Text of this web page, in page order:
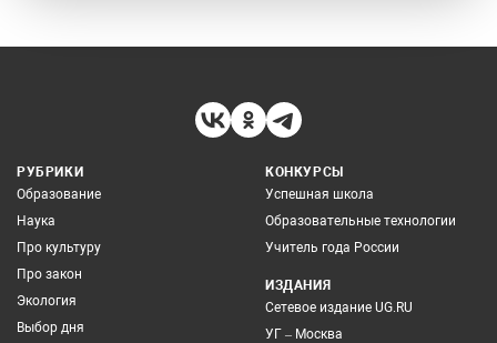
РУБРИКИ
Образование
Наука
Про культуру
Про закон
Экология
Выбор дня
КОНКУРСЫ
Успешная школа
Образовательные технологии
Учитель года России
ИЗДАНИЯ
Сетевое издание UG.RU
УГ – Москва